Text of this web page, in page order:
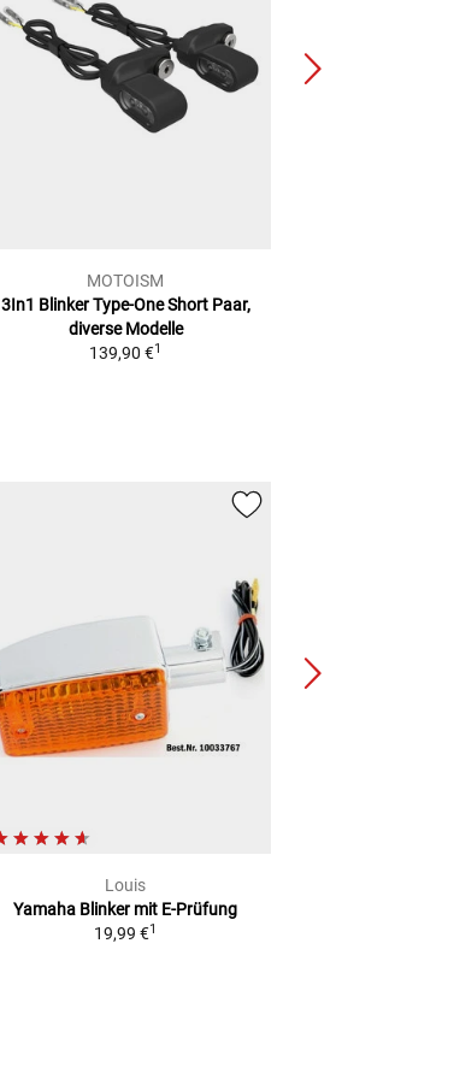
MOTOISM
3In1 Blinker Type-One Short Paar,
diverse Modelle
139,90 €1
Louis
Yamaha Blinker mit E-Prüfung
19,99 €1